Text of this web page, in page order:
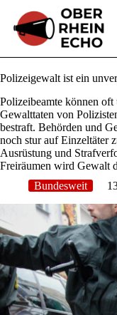
Inhalt
springen
Polizeigewalt ist ein
Polizeibeamte können
Gewalttaten von
bestraft. Behörden und
noch stur auf Einzeltäter
Ausrüstung und
Freiräumen wird Gewalt
Bundesweit